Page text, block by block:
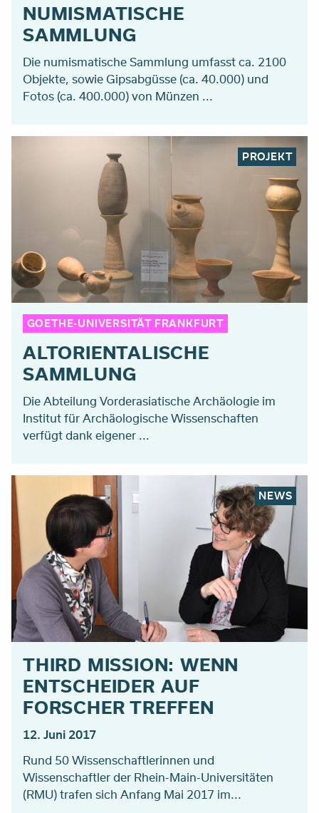
NUMISMATISCHE
SAMMLUNG
Die numismatische Sammlung umfasst ca. 2100
Objekte, sowie Gipsabgüsse (ca. 40.000) und
Fotos (ca. 400.000) von Münzen ...
PROJEKT
GOETHE-UNIVERSITÄT FRANKFURT
ALTORIENTALISCHE
SAMMLUNG
Die Abteilung Vorderasiatische Archäologie im
Institut für Archäologische Wissenschaften
verfügt dank eigener ...
NEWS
THIRD MISSION: WENN
ENTSCHEIDER AUF
FORSCHER TREFFEN
12. Juni 2017
Rund 50 Wissenschaftlerinnen und
Wissenschaftler der Rhein-Main-Universitäten
(RMU) trafen sich Anfang Mai 2017 im...